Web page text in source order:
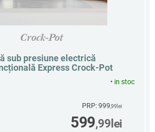
Crock-Pot
sub presiune electrică
Express Crock-Pot
• in stoc
PRP: 999,99 lei
599,99 lei